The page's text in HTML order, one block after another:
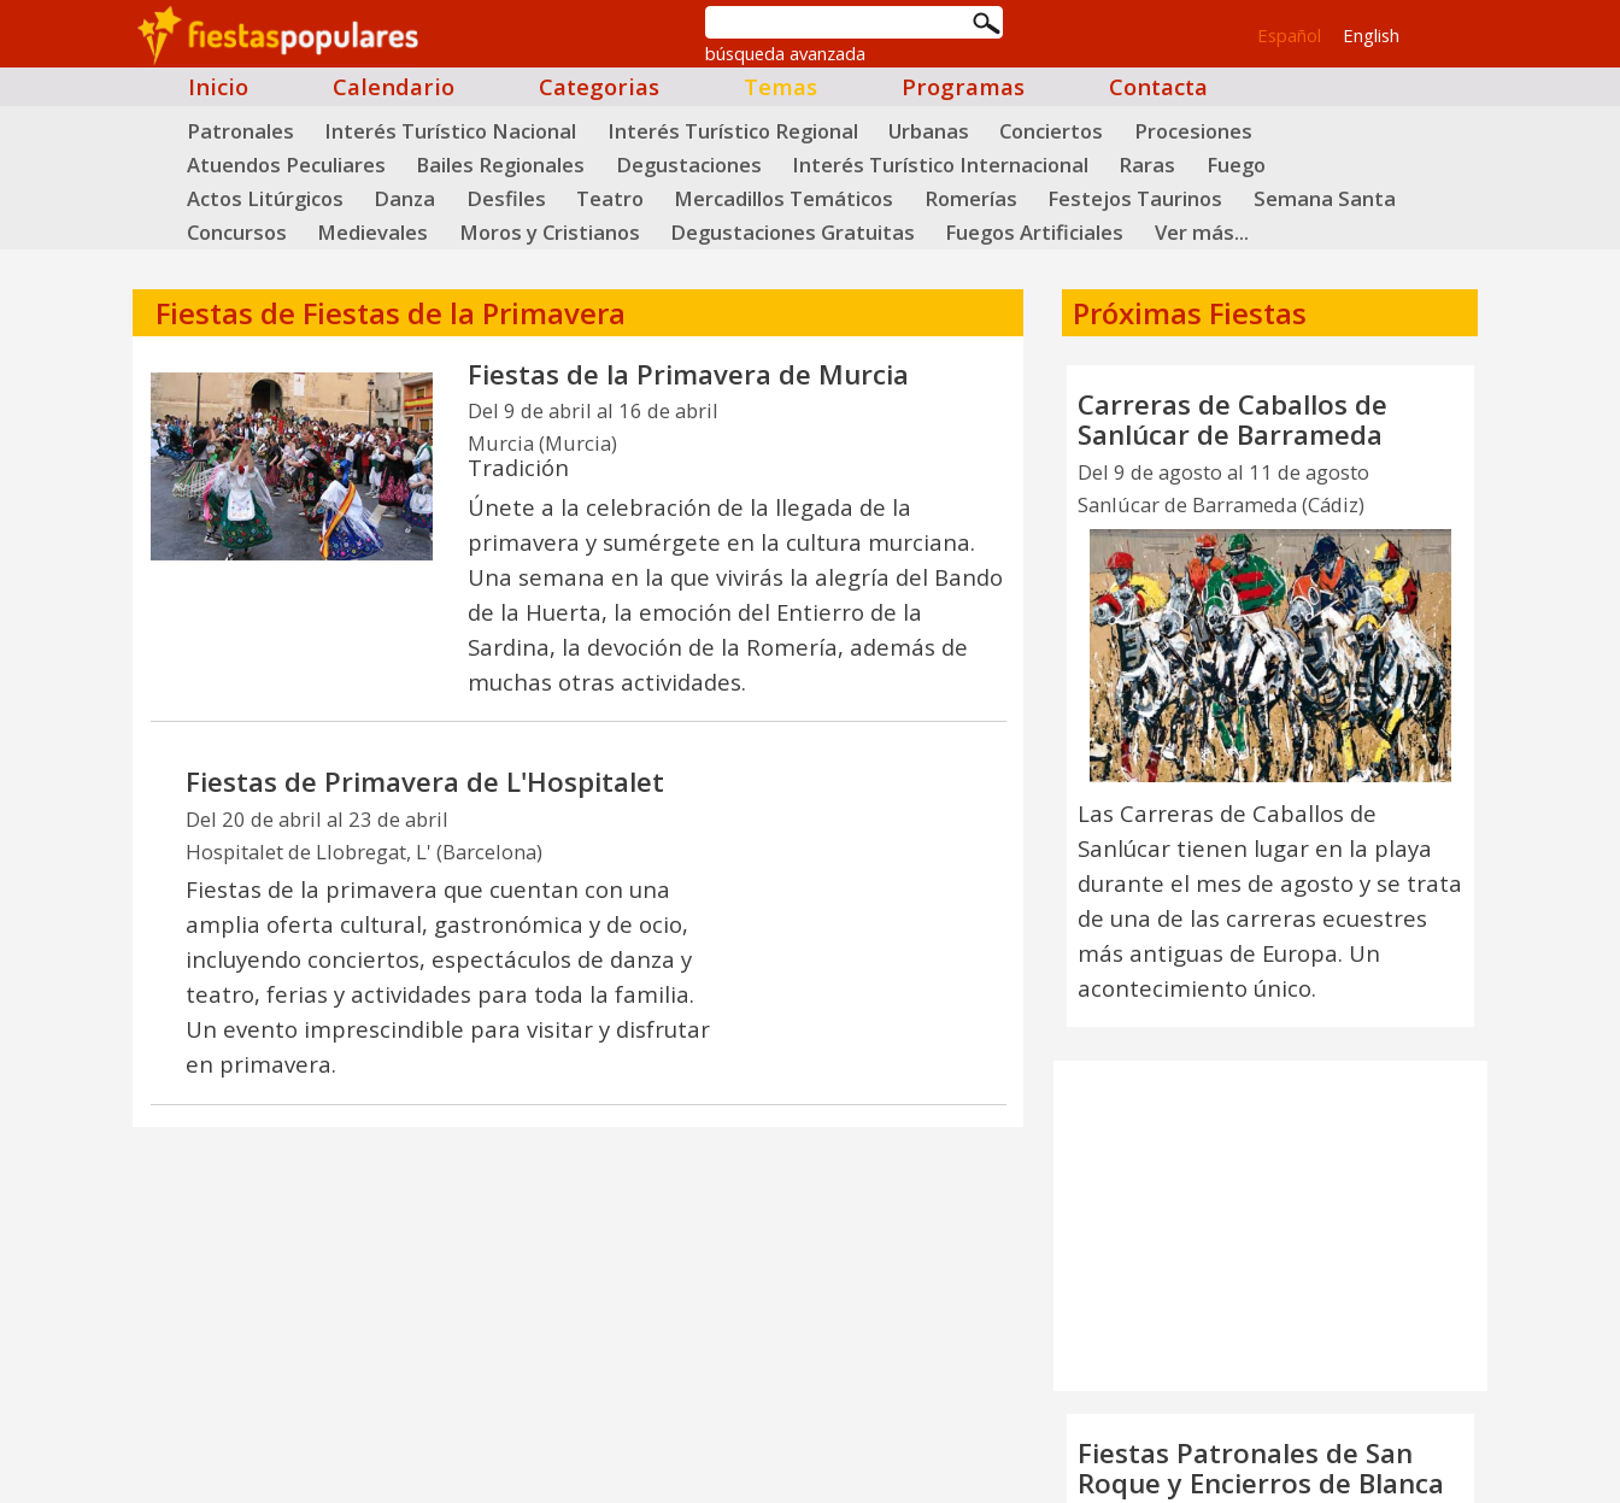
búsqueda avanzada
Español English
Inicio Calendario Categorias Temas Programas Contacta
Patronales Interés Turístico Nacional Interés Turístico Regional Urbanas Conciertos
Procesiones
Atuendos Peculiares
Bailes Regionales Degustaciones Interés Turístico Internacional Raras
Fuego
Actos Litúrgicos
Danza Desfiles Teatro Mercadillos Temáticos Romerías Festejos Taurinos
Semana Santa
Concursos
Medievales Moros y Cristianos Degustaciones Gratuitas Fuegos Artificiales Ver más...
Fiestas de Fiestas de la Primavera
Fiestas de la Primavera de Murcia
Del 9 de abril al 16 de abril
Murcia (Murcia)
Tradición
Únete a la celebración de la llegada de la
primavera y sumérgete en la cultura murciana.
Una semana en la que vivirás la alegría del Bando
de la Huerta, la emoción del Entierro de la
Sardina, la devoción de la Romería, además de
muchas otras actividades.
Fiestas de Primavera de L'Hospitalet
Del 20 de abril al 23 de abril
Hospitalet de Llobregat, L' (Barcelona)
Fiestas de la primavera que cuentan con una
amplia oferta cultural, gastronómica y de ocio,
incluyendo conciertos, espectáculos de danza y
teatro, ferias y actividades para toda la familia.
Un evento imprescindible para visitar y disfrutar
en primavera.
Próximas Fiestas
Carreras de Caballos de
Sanlúcar de Barrameda
Del 9 de agosto al 11 de agosto
Sanlúcar de Barrameda (Cádiz)
Las Carreras de Caballos de
Sanlúcar tienen lugar en la playa
durante el mes de agosto y se trata
de una de las carreras ecuestres
más antiguas de Europa. Un
acontecimiento único.
Fiestas Patronales de San
Roque y Encierros de Blanca